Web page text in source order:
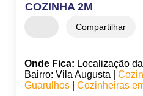
COZINHA 2M
Compartilhar
Onde Fica: Localização
Bairro: Vila Augusta |
Guarulhos| Cozinheiras